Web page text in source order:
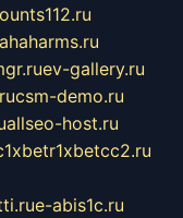
ev-gallery.ru
csm-demo.ru
allseo-host.ru
e-abis1c.ru